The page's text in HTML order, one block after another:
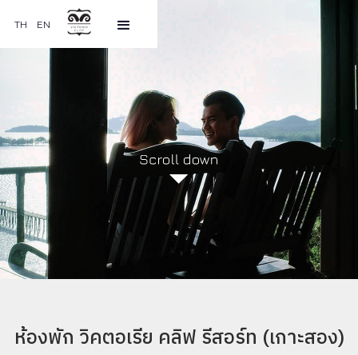
TH EN
ห้องพัก วิคตอเรีย คลิฟ รีสอร์ท (เกาะสอง)